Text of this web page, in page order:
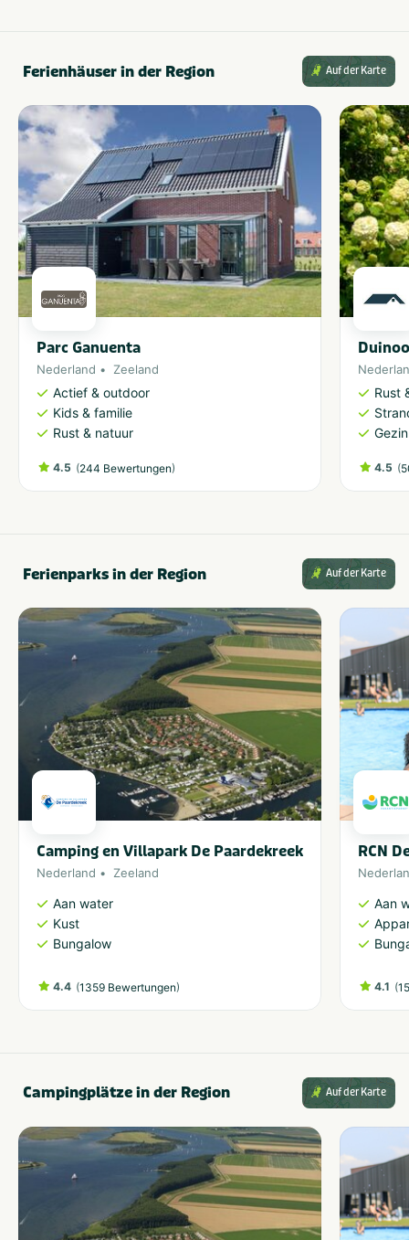
Families met kinderen
Parkeerplaats bij
Ferienhäuser in der Region Auf der Karte
Parc Ganuenta
Nederland Zeeland
Actief & outdoor
Kids & familie
Rust & natuur
4.5 (244 Bewertungen)
Rust
4.5 (
Ferienparks in der Region Auf der Karte
Camping en Villapark De Paardekreek
Nederland Zeeland
Aan water
Kust
Bungalow
4.4 (1359 Bewertungen)
RCN
Aan
4.1 (
Campingplätze in der Region Auf der Karte